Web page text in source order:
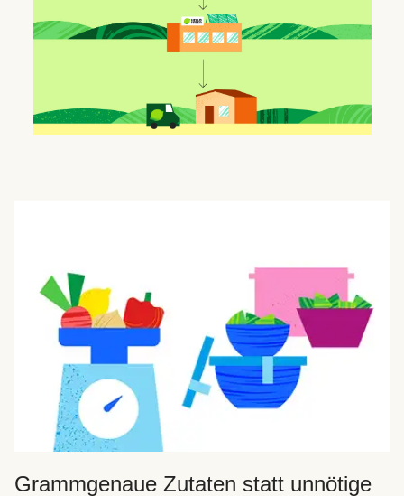
Grammgenaue Zutaten statt unnötige